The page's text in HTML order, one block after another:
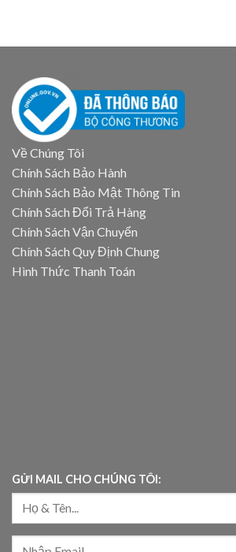
Về Chúng Tôi
Chính Sách Bảo Hành
Chính Sách Bảo Mật Thông Tin
Chính Sách Đổi Trả Hàng
Chính Sách Vận Chuyển
Chính Sách Quy Định Chung
Hình Thức Thanh Toán
GỬI MAIL CHO CHÚNG TÔI: